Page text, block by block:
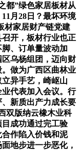
都”绿色家居板材从
月28日？最坏环境
材家居财产链党建
开，板材行业也正
、订单量波动加
乌杨组团，迈向财
做为广西区曲林业
异手艺，崎岖山
代表加入会议。行
新质出产力成长要
双版纳云橡木业科
成功通过完工验
作陷入价钱和泥
地步进一步恶化，